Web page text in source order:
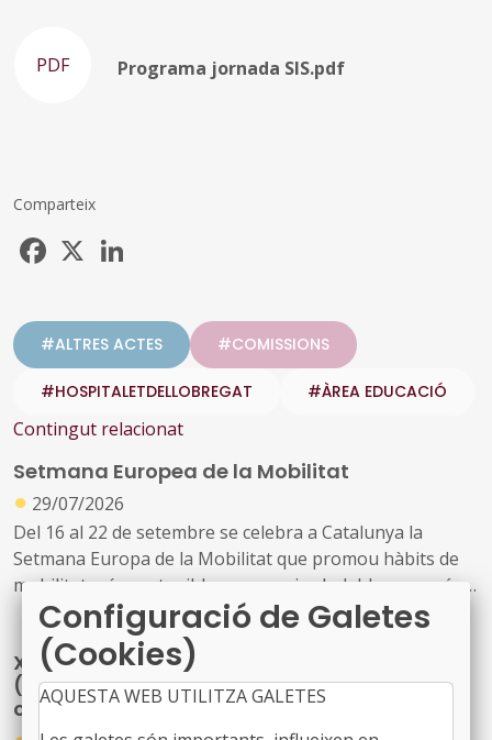
PDF Programa jornada SIS.pdf
Comparteix
Facebook
#ALTRES ACTES #COMISSIONS
#HOSPITALETDELLOBREGAT #ÀREA EDUCACIÓ
Contingut relacionat
Setmana Europea de la Mobilitat
● 29/07/2026
Del 16 al 22 de setembre se celebra a Catalunya la
Setmana Europa de la Mobilitat que promou hàbits de
mobilitat més sostenibles, segurs i saludables com són
els desplaçaments a peu, en bicicleta, en transport
públic o amb vehicle elèctric, així com visualitzar els
canvis possibles en l’ús de l’espai públic, millorar la
qualitat de l’aire i la reducció de la contaminació
X Congrés Nacional dels Tècnics Municipals
(gestionar, transformar i mantenir la ciutat
construïda)
Configuració de Galetes
(Cookies)
AQUESTA WEB UTILITZA GALETES